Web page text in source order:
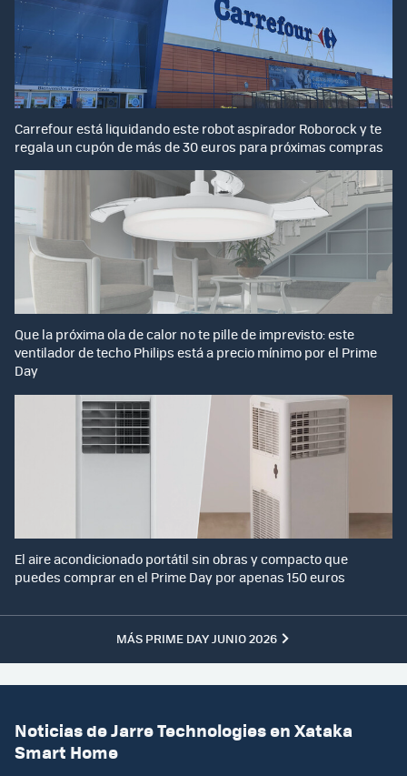
Carrefour está liquidando este robot aspirador Roborock y te
regala un cupón de más de 30 euros para próximas compras
Que la próxima ola de calor no te pille de imprevisto: este
ventilador de techo Philips está a precio mínimo por el Prime
Day
El aire acondicionado portátil sin obras y compacto que
puedes comprar en el Prime Day por apenas 150 euros
MÁS PRIME DAY JUNIO 2026
Noticias de Jarre Technologies en Xataka
Smart Home